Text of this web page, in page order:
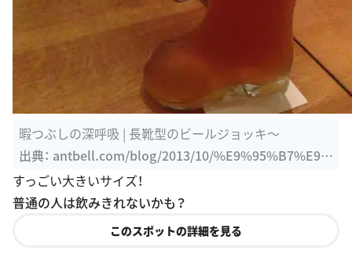
暇つぶしの深呼吸 | 長靴型のビールジョッキ〜
出典： antbell.com/blog/2013/10/%E9%95%B7%E9%
9D%B4%E5%9E%8B%E3%81%AE%E3%83%93%E
3%83%BC%E3%83%AB%E3%82%B8%E3%83%A7%
すっごい大きいサイズ！
普通の人は飲みきれないかも？
このスポットの詳細を見る